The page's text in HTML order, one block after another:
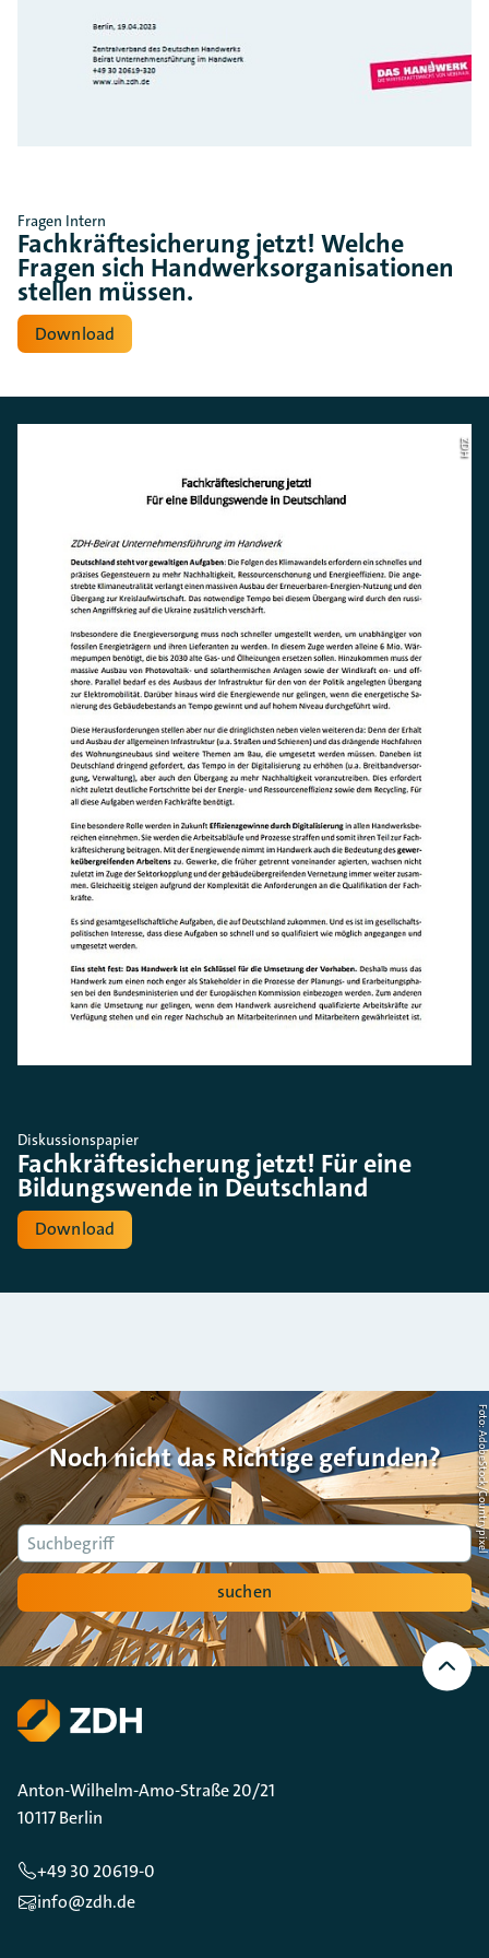
Fragen Intern
Fachkräftesicherung jetzt! Welche
Fragen sich Handwerksorganisationen
stellen müssen.
Download
ZDH
Diskussionspapier
Fachkräftesicherung jetzt! Für eine
Bildungswende in Deutschland
Download
Noch nicht das Richtige gefunden?
Suche
suchen
Foto: AdobeStock/Countrypixel
Nach
oben
Scrollen
Anton-Wilhelm-Amo-Straße 20/21
10117 Berlin
+49 30 20619-0
info@zdh.de